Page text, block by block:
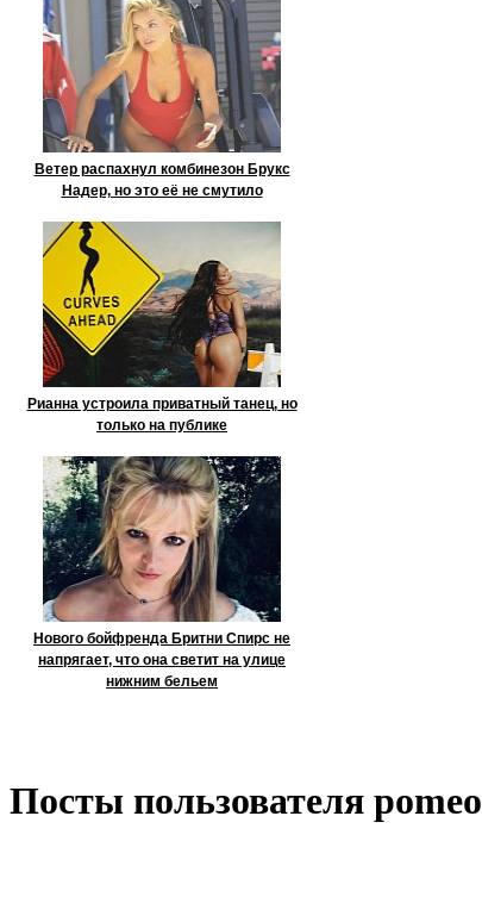
Ветер распахнул комбинезон Брукс
Надер, но это её не смутило
Рианна устроила приватный танец, но
только на публике
Нового бойфренда Бритни Спирс не
напрягает, что она светит на улице
нижним бельем
Посты пользователя pomeo